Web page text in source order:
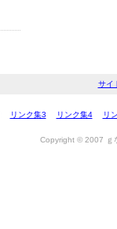
サイ
リンク集3 リンク集4 リ
Copyright © 2007 ｇ